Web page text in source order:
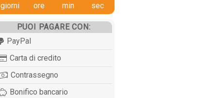
giorni
ore
min
sec
PUOI PAGARE CON:
PayPal
Carta di credito
Contrassegno
Bonifico bancario